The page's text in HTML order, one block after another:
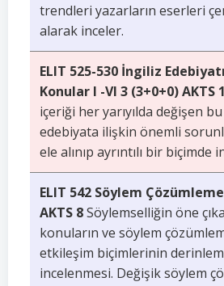
trendleri yazarların eserleri
alarak inceler.
ELIT 525-530 İngiliz
Konular I -VI 3 (3+0+0) AKTS
içeriği her yarıyılda değişen
edebiyata ilişkin önemli
ele alınıp ayrıntılı bir biçimde
ELIT 542 Söylem
AKTS 8Söylemselliğin öne
konuların ve söylem
etkileşim biçimlerinin
incelenmesi. Değişik söylem